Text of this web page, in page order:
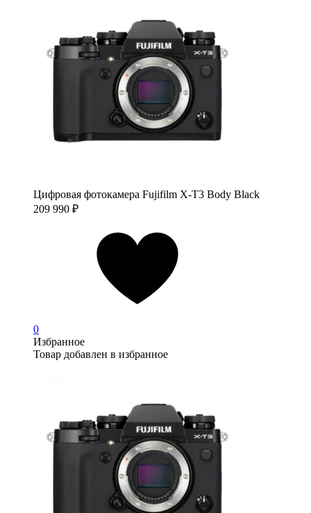
Цифровая фотокамера Fujifilm X-T3 Body Black
209 990 ₽
0
Избранное
Товар добавлен в избранное